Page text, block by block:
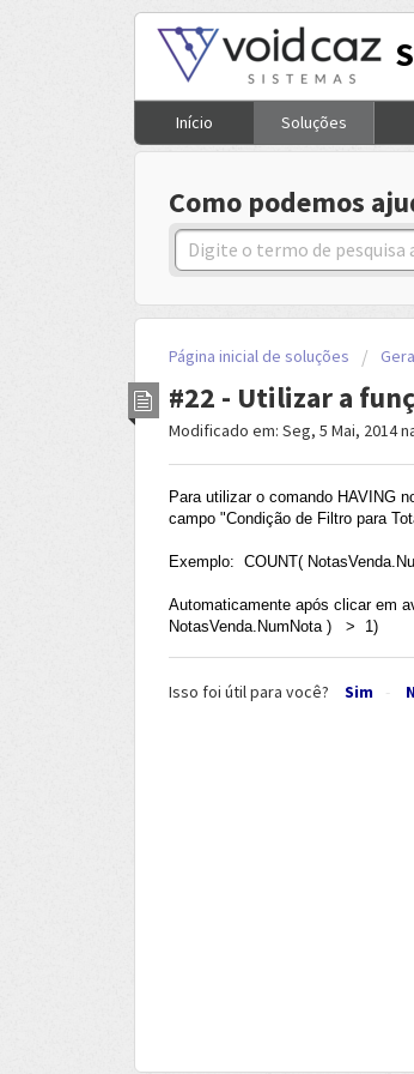
Início Soluções
Como podemos
Página inicial de soluções
#22 - Utilizar a
Modificado em: Seg, 5 Mai, 2014
Para utilizar o comando HAVING
campo "Condição de Filtro para
Exemplo: COUNT(
Automaticamente após clicar em
NotasVenda.NumNota ) > 1)
Isso foi útil para você? Sim